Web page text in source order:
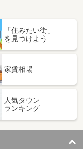
「住みたい街」
を見つけよう
家賃相場
人気タウン
ランキング